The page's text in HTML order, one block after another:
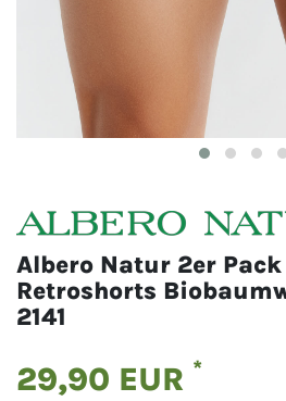
Albero Natur 2er
Retroshorts
2141
29,90 EUR *